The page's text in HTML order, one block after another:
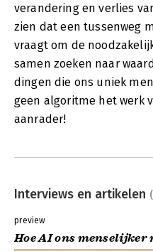
verandering en verlies
zien dat een tussenweg
vraagt om de
samen zoeken naar
dingen die ons uniek
geen algoritme het werk
aanrader!
Interviews en artikelen
preview
Hoe AI ons menselijker